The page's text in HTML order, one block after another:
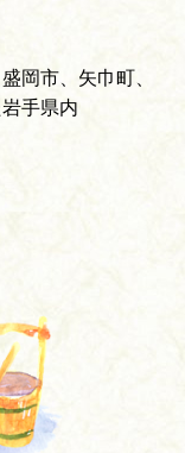
岡市、矢巾町、
手県内